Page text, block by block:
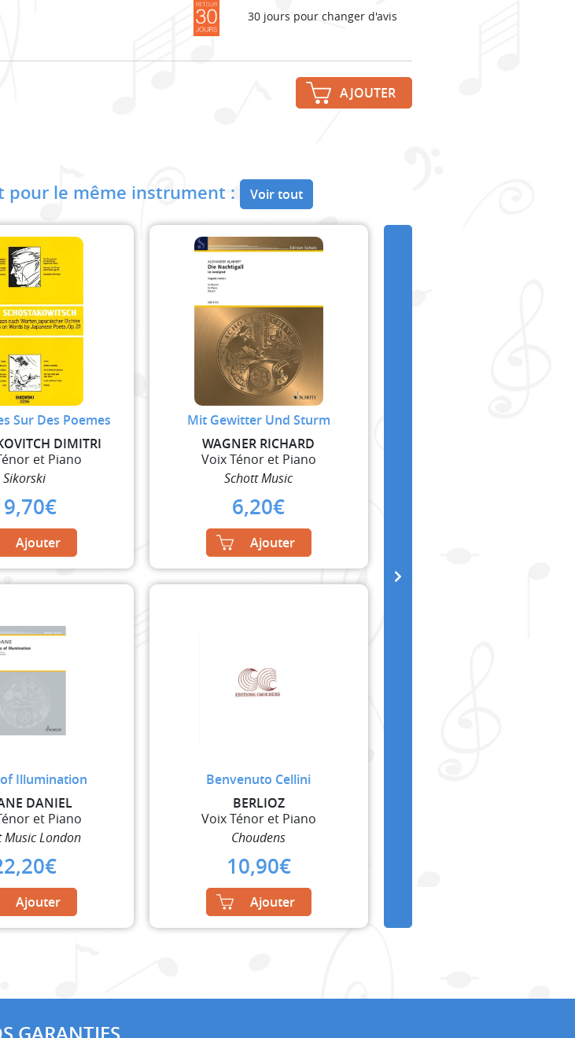
30 jours pour changer d'avis
AJOUTER
pour le même instrument : Voir tout
Sur Des Poemes
DIMITRI
et Piano
Sikorski
€
Ajouter
Mit Gewitter Und Sturm
WAGNER RICHARD
Voix Ténor et Piano
Schott Music
6,20€
Ajouter
Illumination
DANIEL
et Piano
Music London
€
Ajouter
Benvenuto Cellini
BERLIOZ
Voix Ténor et Piano
Choudens
10,90€
Ajouter
GARANTIES